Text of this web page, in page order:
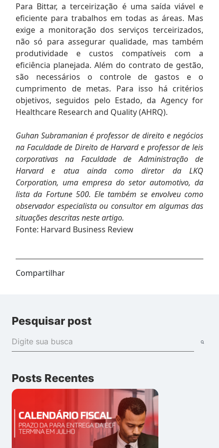
Para Bittar, a terceirização é uma saída viável e
eficiente para trabalhos em todas as áreas. Mas
exige a monitoração dos serviços terceirizados,
não só para assegurar qualidade, mas também
produtividade e custos compatíveis com a
eficiência planejada. Além do contrato de gestão,
são necessários o controle de gastos e o
cumprimento de metas. Para isso há critérios
objetivos, seguidos pelo Estado, da Agency for
Healthcare Research and Quality (AHRQ).
Guhan Subramanian é professor de direito e negócios
na Faculdade de Direito de Harvard e professor de leis
corporativas na Faculdade de Administração de
Harvard e atua ainda como diretor da LKQ
Corporation, uma empresa do setor automotivo, da
lista da Fortune 500. Ele também se envolveu como
observador especialista ou consultor em algumas das
situações descritas neste artigo.
Fonte: Harvard Business Review
Compartilhar
Pesquisar post
Posts Recentes